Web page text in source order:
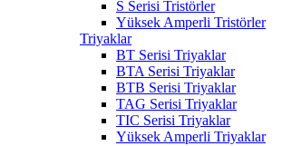
S Serisi Tristörler
Yüksek Amperli Tristörler
Triyaklar
BT Serisi Triyaklar
BTA Serisi Triyaklar
BTB Serisi Triyaklar
TAG Serisi Triyaklar
TIC Serisi Triyaklar
Yüksek Amperli Triyaklar